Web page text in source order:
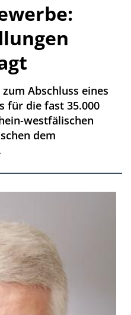
Abschluss eines
für die fast 35.000
westfälischen
dem